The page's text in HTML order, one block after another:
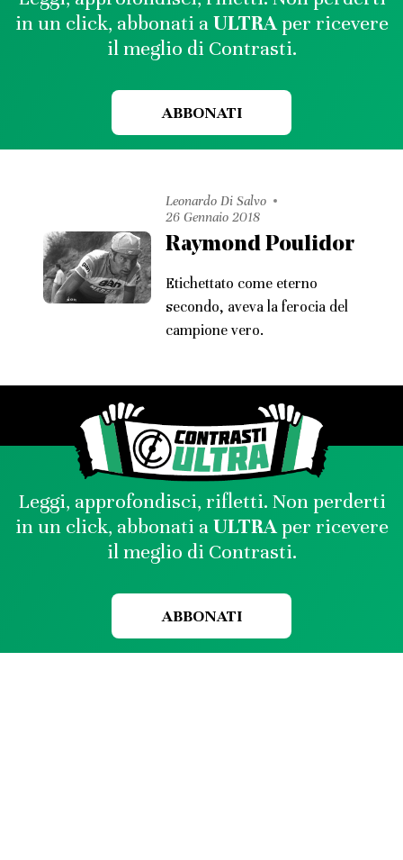
in un click, abbonati aULTRAper ricevere
il meglio di Contrasti.
ABBONATI
Leonardo Di Salvo
26 Gennaio 2018
Raymond Poulidor
Etichettato come eterno
secondo, aveva la ferocia del
campione vero.
Leggi, approfondisci, rifletti. Non perderti
in un click, abbonati aULTRAper ricevere
il meglio di Contrasti.
ABBONATI